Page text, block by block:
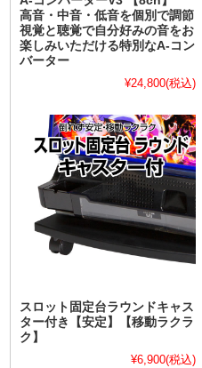
高音・中音・低音を個別で調節
視覚と聴覚で自分好みの音をお
楽しみいただける特別なA-コン
バーター
¥24,800(税込)
スロット固定台ラウンドキャス
ター付き【安定】【移動ラクラ
ク】
¥6,900(税込)